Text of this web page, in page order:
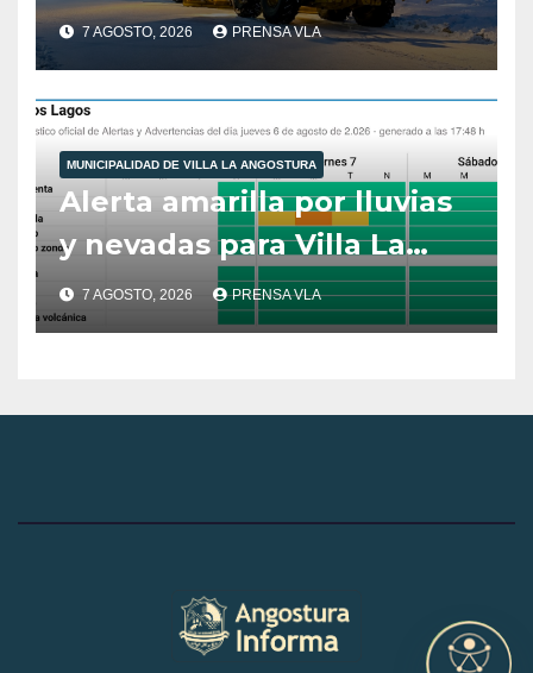
municipales – Villa La
Angostura – 7 de agosto –
10:00 hs
7 AGOSTO, 2026 PRENSA VLA
MUNICIPALIDAD DE VILLA LA ANGOSTURA
Alerta amarilla por lluvias
y nevadas para Villa La
Angostura.
7 AGOSTO, 2026 PRENSA VLA